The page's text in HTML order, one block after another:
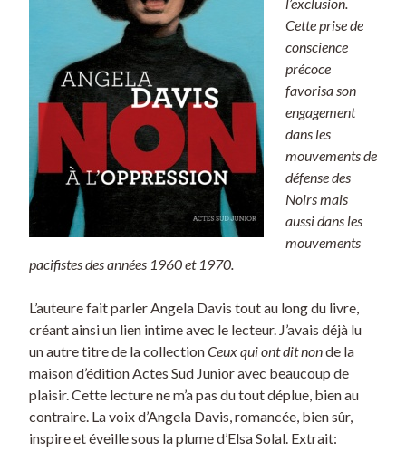
Cette prise de
conscience
précoce
favorisa son
engagement
dans les
mouvements de
défense des
Noirs mais
aussi dans les
mouvements
pacifistes des années 1960 et 1970.
L’auteure fait parler Angela Davis tout au long du livre,
créant ainsi un lien intime avec le lecteur. J’avais déjà lu
un autre titre de la collectionCeux qui ont dit nonde la
maison d’édition Actes Sud Junior avec beaucoup de
plaisir. Cette lecture ne m’a pas du tout déplue, bien au
contraire. La voix d’Angela Davis, romancée, bien sûr,
inspire et éveille sous la plume d’Elsa Solal. Extrait: